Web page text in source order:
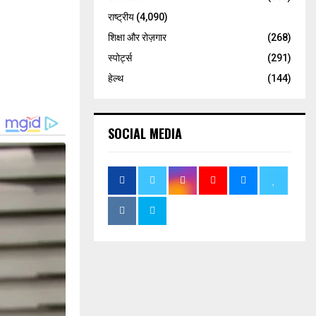
राष्ट्रीय (4,090)
शिक्षा और रोज़गार
(268)
स्पोर्ट्स
(291)
हेल्थ
(144)
SOCIAL MEDIA